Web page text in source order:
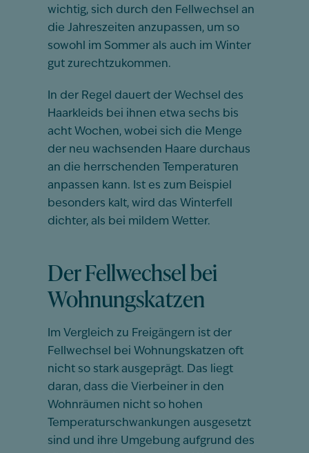
wichtig, sich durch den Fellwechsel an
die Jahreszeiten anzupassen, um so
sowohl im Sommer als auch im Winter
gut zurechtzukommen.
In der Regel dauert der Wechsel des
Haarkleids bei ihnen etwa sechs bis
acht Wochen, wobei sich die Menge
der neu wachsenden Haare durchaus
an die herrschenden Temperaturen
anpassen kann. Ist es zum Beispiel
besonders kalt, wird das Winterfell
dichter, als bei mildem Wetter.
Der Fellwechsel bei
Wohnungskatzen
Im Vergleich zu Freigängern ist der
Fellwechsel bei Wohnungskatzen oft
nicht so stark ausgeprägt. Das liegt
daran, dass die Vierbeiner in den
Wohnräumen nicht so hohen
Temperaturschwankungen ausgesetzt
sind und ihre Umgebung aufgrund des